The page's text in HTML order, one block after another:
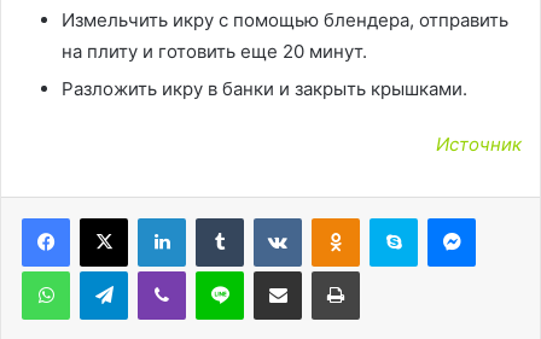
Измельчить икру с помощью блендера, отправить
на плиту и готовить еще 20 минут.
Разложить икру в банки и закрыть крышками.
Источник
LinkedInTumblr ВконтактеОдноклассники
Skype
WhatsAppTelegramViber Line Поделиться через электронную почту Печатать